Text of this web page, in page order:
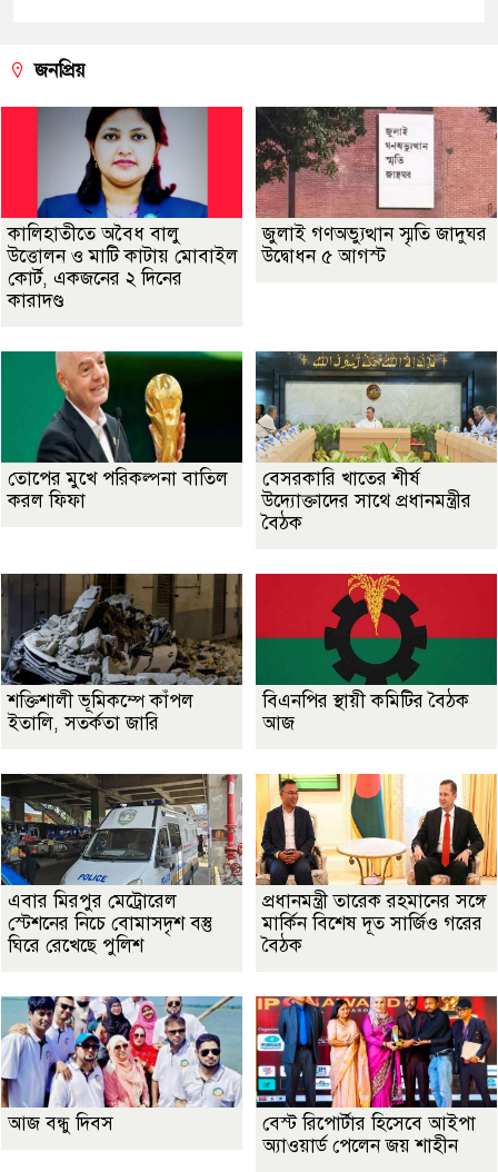
জনপ্রিয়
কালিহাতীতে অবৈধ বালু
উত্তোলন ও মাটি কাটায় মোবাইল
কোর্ট, একজনের ২ দিনের
কারাদণ্ড
জুলাই গণঅভ্যুত্থান স্মৃতি জাদুঘর
উদ্বোধন ৫ আগস্ট
তোপের মুখে পরিকল্পনা বাতিল
করল ফিফা
বেসরকারি খাতের শীর্ষ
উদ্যোক্তাদের সাথে প্রধানমন্ত্রীর
বৈঠক
শক্তিশালী ভূমিকম্পে কাঁপল
ইতালি, সতর্কতা জারি
বিএনপির স্থায়ী কমিটির বৈঠক
আজ
এবার মিরপুর মেট্রোরেল
স্টেশনের নিচে বোমাসদৃশ বস্তু
ঘিরে রেখেছে পুলিশ
প্রধানমন্ত্রী তারেক রহমানের সঙ্গে
মার্কিন বিশেষ দূত সার্জিও গরের
বৈঠক
আজ বন্ধু দিবস
বেস্ট রিপোর্টার হিসেবে আইপা
অ্যাওয়ার্ড পেলেন জয় শাহীন